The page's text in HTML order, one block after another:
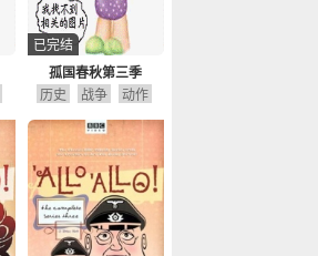
孤国春秋第三季
已完结
历史 战争 动作